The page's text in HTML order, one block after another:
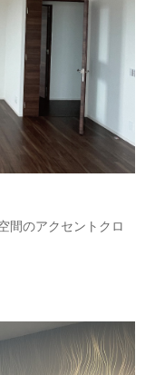
間のアクセントクロ